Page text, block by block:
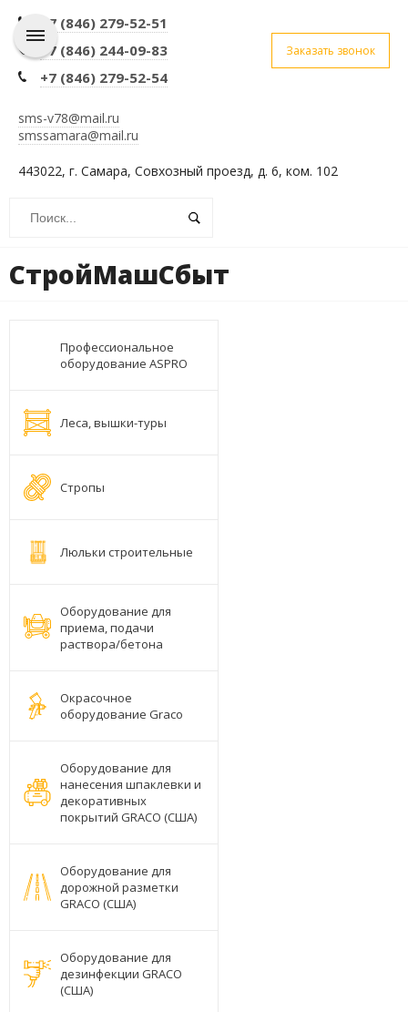
+7 (846) 279-52-51
+7 (846) 244-09-83
+7 (846) 279-52-54
Заказать звонок
sms-v78@mail.ru
smssamara@mail.ru
443022, г. Самара, Совхозный проезд, д. 6, ком. 102
СтройМашСбыт
Профессиональное
оборудование ASPRO
Леса, вышки-туры
Стропы
Люльки строительные
Оборудование для
приема, подачи
раствора/бетона
Окрасочное
оборудование Graco
Оборудование для
нанесения шпаклевки и
декоративных
покрытий GRACO (США)
Оборудование для
дорожной разметки
GRACO (США)
Оборудование для
дезинфекции GRACO
(США)